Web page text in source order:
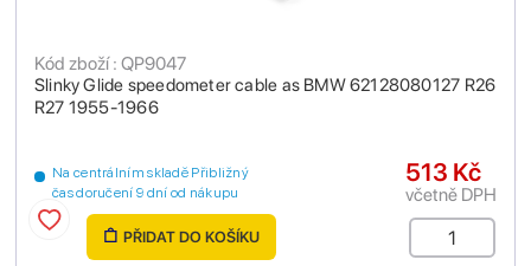
Slinky Glide speedometer cable as BMW 62128080127 R26
R27 1955-1966
Kód zboží : QP9047
Na centrálním skladě Přibližný
čas doručení 9 dní od nákupu
513 Kč
včetně DPH
PŘIDAT DO KOŠÍKU